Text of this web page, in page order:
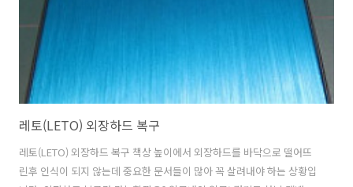
가 되었을 가능성이 높은 증상입..
레토(LETO) 외장하드 복구
레토(LETO) 외장하드 복구 책상 높이에서 외장하드를 바닥으로 떨어뜨
린후 인식이 되지 않는데 중요한 문서들이 많아 꼭 살려내야 하는 상황입